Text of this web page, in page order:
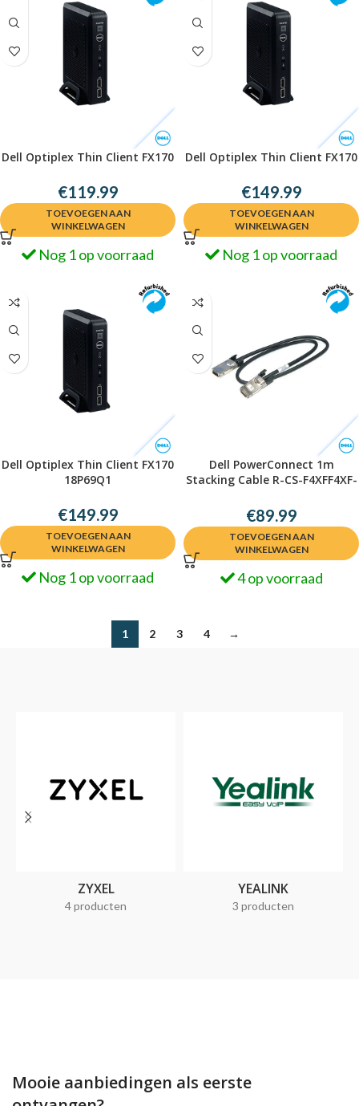
Dell Optiplex Thin Client FX170
€119.99
TOEVOEGEN AAN
WINKELWAGEN
Nog 1 op voorraad
Dell Optiplex Thin Client FX170
€149.99
TOEVOEGEN AAN
WINKELWAGEN
Nog 1 op voorraad
Dell Optiplex Thin Client FX170
18P69Q1
€149.99
TOEVOEGEN AAN
WINKELWAGEN
Nog 1 op voorraad
Dell PowerConnect 1m
Stacking Cable R-CS-F4XFF4XF-
€89.99
TOEVOEGEN AAN
WINKELWAGEN
4 op voorraad
1 2 3 4 →
ZYXEL
4 producten
YEALINK
3 producten
Mooie aanbiedingen als eerste